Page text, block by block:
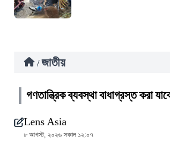
/ জাতীয়
গণতান্ত্রিক ব্যবস্থা বাধাগ্রস্ত করা
Lens Asia
৮ আগস্ট, ২০২৬ সকাল ১২:০৭